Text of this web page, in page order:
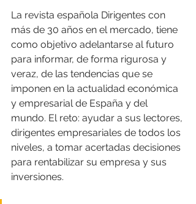
La revista española Dirigentes con
más de 30 años en el mercado, tiene
como objetivo adelantarse al futuro
para informar, de forma rigurosa y
veraz, de las tendencias que se
imponen en la actualidad económica
y empresarial de España y del
mundo. El reto: ayudar a sus lectores,
dirigentes empresariales de todos los
niveles, a tomar acertadas decisiones
para rentabilizar su empresa y sus
inversiones.